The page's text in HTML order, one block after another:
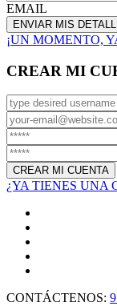
EMAIL
¡UN MOMENTO,
CREAR MI
¿YA TIENES UNA
CONTÁCTENOS: